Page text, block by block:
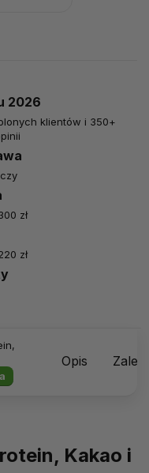
zł
zł
2026
klientów i 350+
Opis
Kakao i